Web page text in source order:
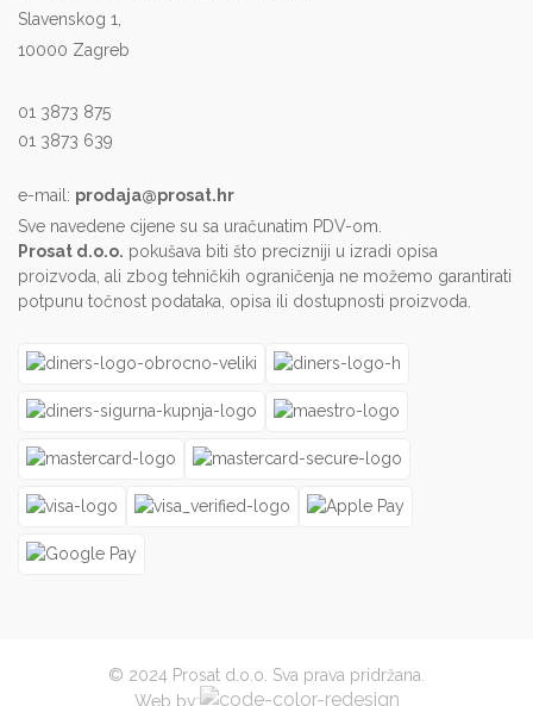
Slavenskog 1,
10000 Zagreb
01 3873 875
01 3873 639
e-mail: prodaja@prosat.hr
Sve navedene cijene su sa uračunatim PDV-om.
Prosat d.o.o. pokušava biti što precizniji u izradi opisa
proizvoda, ali zbog tehničkih ograničenja ne možemo garantirati
potpunu točnost podataka, opisa ili dostupnosti proizvoda.
© 2024 Prosat d.o.o. Sva prava pridržana.
Web by: